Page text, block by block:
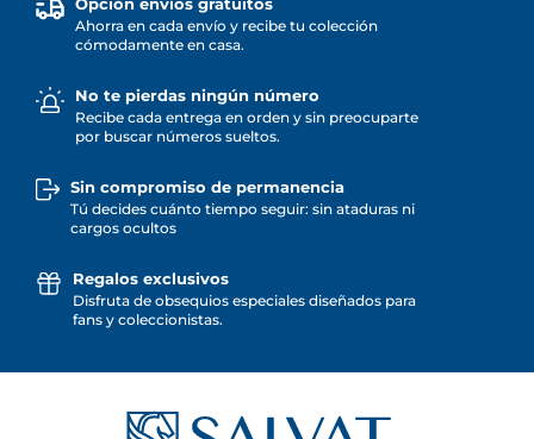
Opción envíos gratuitos
Ahorra en cada envío y recibe tu colección
cómodamente en casa.
No te pierdas ningún número
Recibe cada entrega en orden y sin preocuparte
por buscar números sueltos.
Sin compromiso de permanencia
Tú decides cuánto tiempo seguir: sin ataduras ni
cargos ocultos
Regalos exclusivos
Disfruta de obsequios especiales diseñados para
fans y coleccionistas.